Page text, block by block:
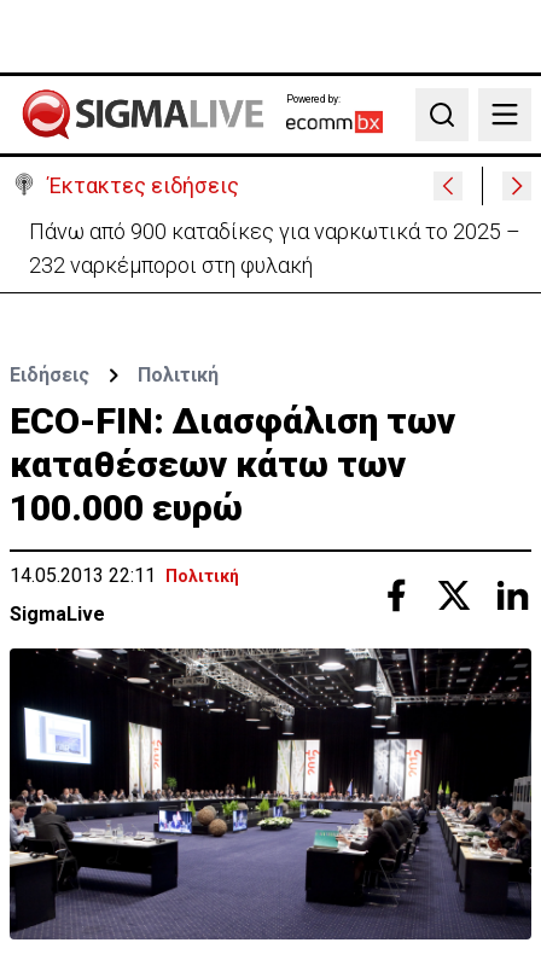
Powered by:
Search
Έκτακτες ειδήσεις
Θέλει να ξαναζωντανέψει την «Corner» o
Προύντζος - «Πληγώνει τις αναμνήσεις»
Ειδήσεις Πολιτική
ECO-FIN: Διασφάλιση των
καταθέσεων κάτω των
100.000 ευρώ
14.05.2013 22:11 Πολιτική
SigmaLive